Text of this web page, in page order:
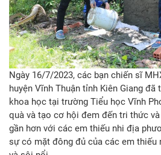
Ngày 16/7/2023, các bạn chiến sĩ
huyện Vĩnh Thuận tỉnh Kiên Giang
khoa học tại trường Tiểu học Vĩnh
quà và tạo cơ hội đem đến tri thức
gần hơn với các em thiếu nhi địa
sự có mặt đông đủ của các em thiếu